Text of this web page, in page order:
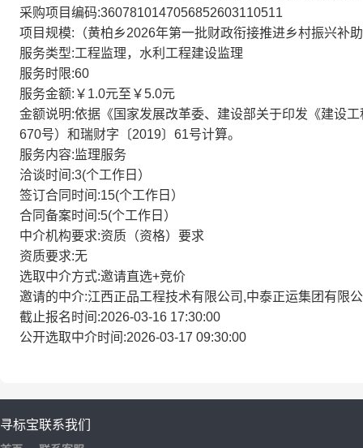
采购项目编码:3607810147056852603110511
项目规模:（黄柏乡2026年第一批财政衔接推进乡村振兴补
服务类型:工程监理，水利工程建设监理
服务时限:60
服务金额:￥1.0元至￥5.0元
金额说明:依据《国家发展改革委、建设部关于印发《建设
670号）和瑞财字〔2019〕61号计算。
服务内容:监理服务
洽谈时间:3(个工作日）
签订合同时间:15(个工作日）
合同备案时间:5(个工作日）
中介机构要求:资质（资格）要求
资质要求:无
选取中介方式:邀请直选+竞价
邀请的中介:江西正品工程技术有限公司,中泰正运集团有限
截止报名时间:2026-03-16 17:30:00
公开选取中介时间:2026-03-17 09:30:00
寻标宝联系我们